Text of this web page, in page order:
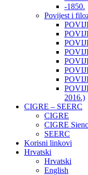
-1850.
Povijest i
2016.)
CIGRE – SEERC
CIGRE
CIGRE
SEERC
Korisni linkovi
Hrvatski
Hrvatski
English